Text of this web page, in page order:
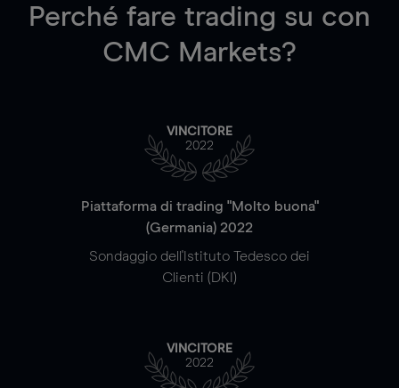
Perché fare trading su con
CMC Markets?
VINCITORE
2022
Piattaforma di trading "Molto buona"
(Germania) 2022
Sondaggio dell'Istituto Tedesco dei
Clienti (DKI)
VINCITORE
2022